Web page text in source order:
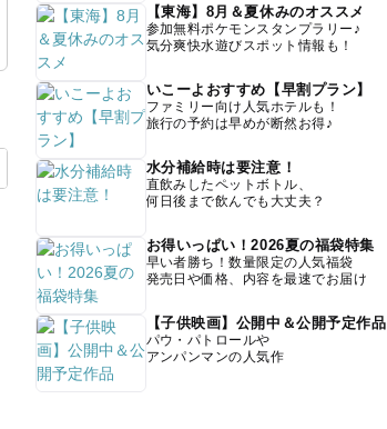
【東海】8月＆夏休みのオススメ
参加無料ポケモンスタンプラリー♪
気分爽快水遊びスポット情報も！
いこーよおすすめ【早割プラン】
ファミリー向け人気ホテルも！
旅行の予約は早めが断然お得♪
水分補給時は要注意！
直飲みしたペットボトル、
何日後まで飲んでも大丈夫？
お得いっぱい！2026夏の福袋特集
早い者勝ち！数量限定の人気福袋
発売日や価格、内容を最速でお届け
【子供映画】公開中＆公開予定作品
パウ・パトロールや
アンパンマンの人気作